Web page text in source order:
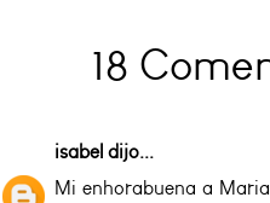
18
isabel dijo...
Mi enhorabuena a